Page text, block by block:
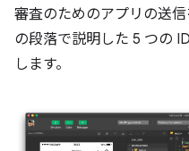
審査のためのアプリの送
の段落で説明した 5 つの
します。